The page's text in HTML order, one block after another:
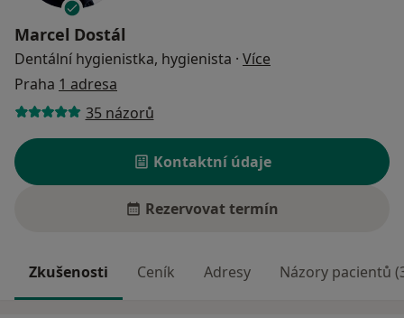
Marcel Dostál
Dentální hygienistka, hygienista · Více
Praha 1 adresa
35 názorů
Kontaktní údaje
Rezervovat termín
Zkušenosti Ceník Adresy Názory pacientů